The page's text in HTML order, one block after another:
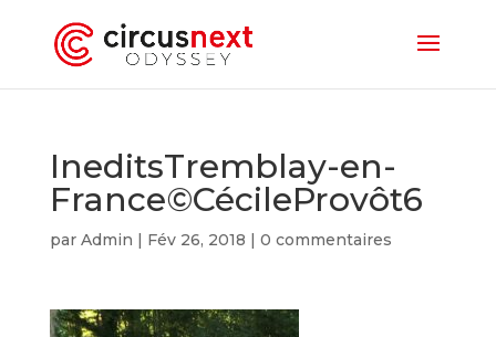
IneditsTremblay-en-
France©CécileProvôt6
par Admin | Fév 26, 2018 | 0 commentaires